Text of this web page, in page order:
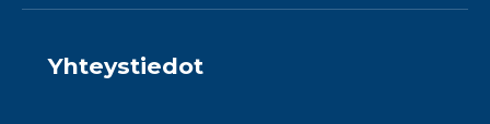
Yhteystiedot